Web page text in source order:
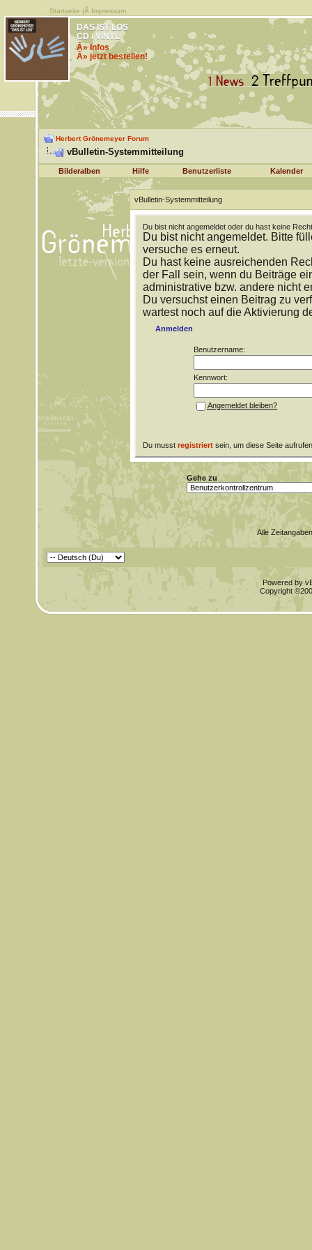
Startseite |Â Impressum
DAS IST LOS
CD / VINYL
Â» Infos
Â» jetzt bestellen!
Herbert Grönemeyer Forum
vBulletin-Systemmitteilung
Bilderalben Hilfe Benutzerliste Kalender
vBulletin-Systemmitteilung
Du bist nicht angemeldet oder du hast keine
Du bist nicht angemeldet. Bitte
versuche es erneut.
Du hast keine ausreichenden
der Fall sein, wenn du Beiträge
administrative bzw. andere nicht
Du versuchst einen Beitrag zu
wartest noch auf die Aktivierung
Anmelden
Benutzername:
Kennwort:
Angemeldet bleiben?
Du musst registriertsein, um diese Seite
Gehe zu
Alle
Powered by
Copyright